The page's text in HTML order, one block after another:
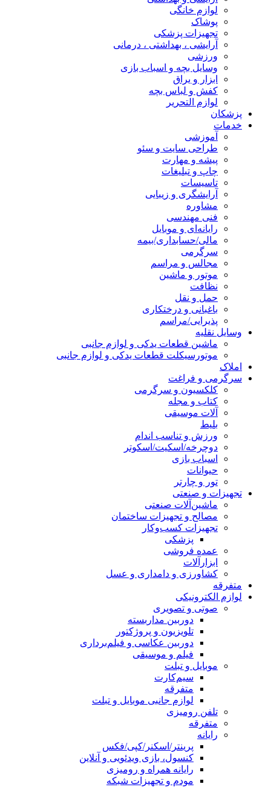
لوازم خانگی
پوشاک
تجهیزات پزشکی
آرایشی ، بهداشتی ، درمانی
ورزشی
وسایل بچه و اسباب بازی
ابزار و یراق
کفش و لباس بچه
لوازم التحریر
پزشکان
خدمات
آموزشی
طراحی سایت و سئو
پیشه و مهارت
چاپ و تبلیغات
تاسیسات
آرایشگری و زیبایی
مشاوره
فنی مهندسی
رایانه‌ای و موبایل
مالی/حسابداری/بیمه
سرگرمی
مجالس و مراسم
موتور و ماشین
نظافت
حمل و نقل
باغبانی و درختکاری
پذیرایی/مراسم
وسایل نقلیه
ماشین قطعات یدکی و لوازم جانبی
موتورسیکلت قطعات یدکی و لوازم جانبی
املاک
سرگرمی و فراغت
کلکسیون و سرگرمی
کتاب و مجله
آلات موسیقی
بلیط
ورزش و تناسب اندام
دوچرخه/اسکیت/اسکوتر
اسباب‌ بازی
حیوانات
تور و چارتر
تجهیزات و صنعتی
ماشین‌آلات صنعتی
مصالح و تجهیزات ساختمان
تجهیزات کسب‌وکار
پزشکی
عمده فروشی
ابزارآلات
کشاورزی و دامداری و عسل
متفرقه
لوازم الکترونیکی
صوتی و تصویری
دوربین مداربسته
تلویزیون و پروژکتور
دوربین عکاسی و فیلم‌برداری
فیلم و موسیقی
موبایل و تبلت
سیم‌کارت
متفرقه
لوازم جانبی موبایل و تبلت
تلفن رومیزی
متفرقه
رایانه
پرینتر/اسکنر/کپی/فکس
کنسول، بازی‌ ویدئویی و آنلاین
رایانه همراه و رومیزی
مودم و تجهیزات شبکه